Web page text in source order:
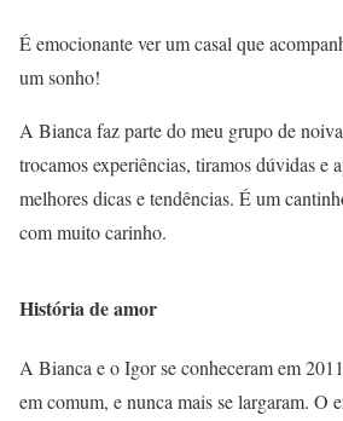
É emocionante ver um casal que
um sonho!
A Bianca faz parte do meu grupo de
trocamos experiências, tiramos dúvidas e
melhores dicas e tendências. É um
com muito carinho.
História de amor
A Bianca e o Igor se conheceram em
em comum, e nunca mais se largaram. O